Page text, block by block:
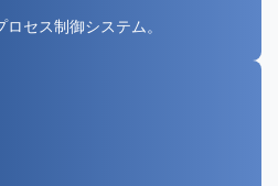
セス制御システム。